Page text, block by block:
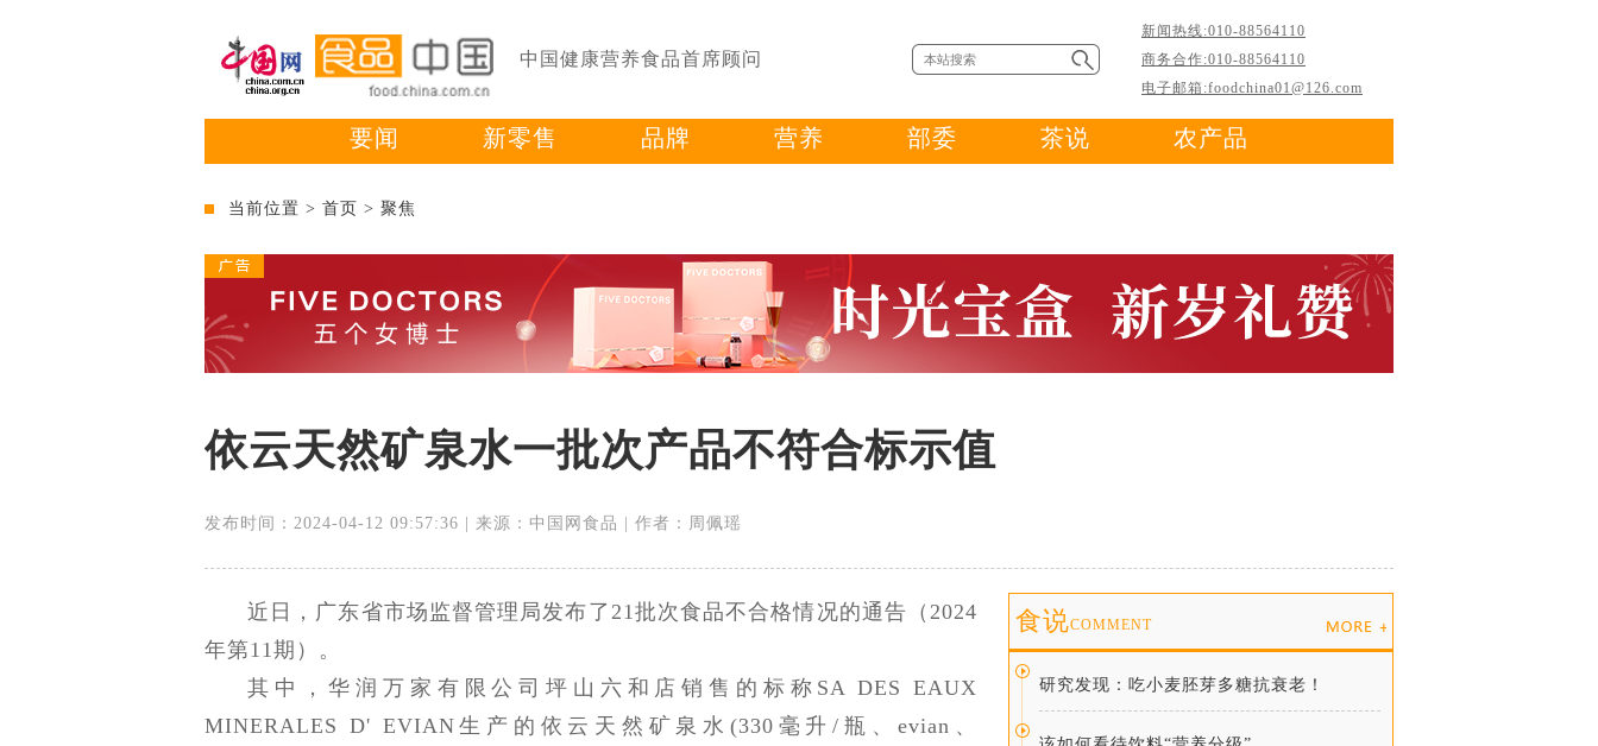
中国健康营养食品首席顾问
新闻热线:010-88564110
商务合作:010-88564110
电子邮箱:foodchina01@126.com
要闻 新零售 品牌 营养 部委 茶说 农产品
当前位置 > 首页 > 聚焦
依云天然矿泉水一批次产品不符合标示值
发布时间：2024-04-12 09:57:36 | 来源：中国网食品 | 作者：周佩瑶
近日，广东省市场监督管理局发布了21批次食品不合格情况的通告（2024
年第11期）。
其中，华润万家有限公司坪山六和店销售的标称SA DES EAUX
MINERALES D' EVIAN生产的依云天然矿泉水(330毫升/瓶、evian、
食说COMMENT
研究发现：吃小麦胚芽多糖抗衰老！